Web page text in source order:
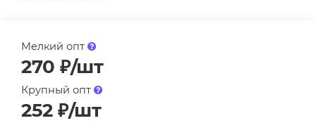
Мелкий опт
270 ₽/шт
Крупный опт
252 ₽/шт